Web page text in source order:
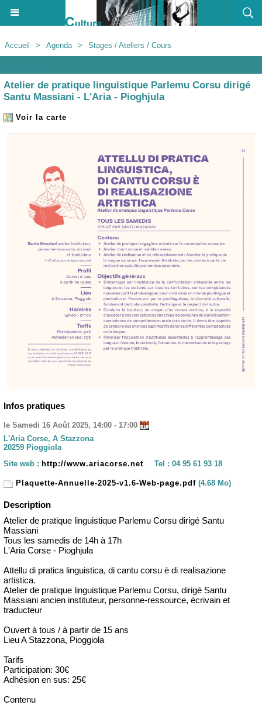
Accueil > Agenda > Stages / Ateliers / Cours
Atelier de pratique linguistique Parlemu Corsu dirigé
Santu Massiani - L'Aria - Pioghjula
Voir la carte
Infos pratiques
le Samedi 16 Août 2025, 14:00 - 17:00
L'Aria Corse, A Stazzona
20259 Pioggiola
Site web : http://www.ariacorse.net Tel : 04 95 61 93 18
Plaquette-Annuelle-2025-v1.6-Web-page.pdf (4.68 Mo)
Description
Atelier de pratique linguistique Parlemu Corsu dirigé Santu
Massiani
Tous les samedis de 14h à 17h
L'Aria Corse - Pioghjula
Attellu di pratica linguistica, di cantu corsu è di realisazione
artistica.
Atelier de pratique linguistique Parlemu Corsu, dirigé Santu
Massiani ancien instituteur, personne-ressource, écrivain et
traducteur
Ouvert à tous / à partir de 15 ans
Lieu A Stazzona, Pioggiola
Tarifs
Participation: 30€
Adhésion en sus: 25€
Contenu